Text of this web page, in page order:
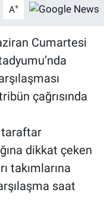
A+
Cumartesi
çağrısında
dikkat çeken
takımlarına
saat